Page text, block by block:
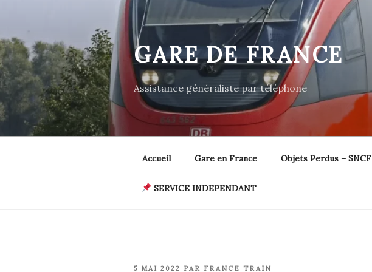
contenu
principal
GARE DE FRANCE
Assistance généraliste par téléphone
Accueil Gare en France Objets Perdus – SNCF
SERVICE INDEPENDANT
PUBLIÉ
5 MAI 2022 PAR FRANCE TRAIN